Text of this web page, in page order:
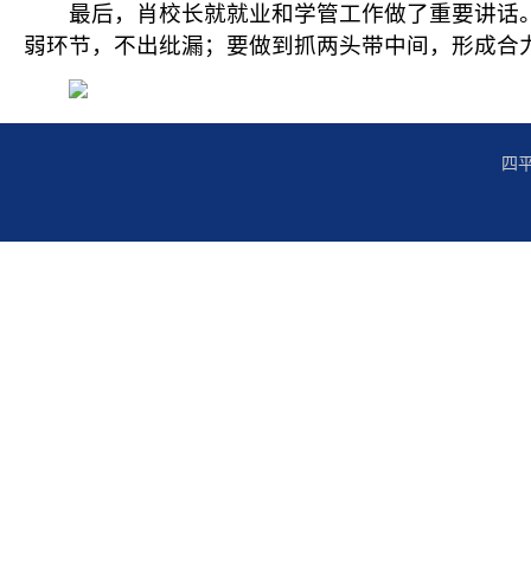
最后，肖校长就就业和学管工作做了重要讲
弱环节，不出纰漏；要做到抓两头带中间，形成
四